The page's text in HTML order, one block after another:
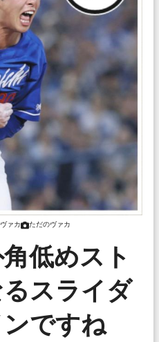
ァカ ただのヴァカ
低めスト
スライダ
ですね